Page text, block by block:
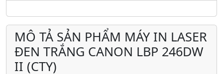
MÔ TẢ SẢN PHẨM MÁY IN LASER
ĐEN TRẮNG CANON LBP 246DW
II (CTY)